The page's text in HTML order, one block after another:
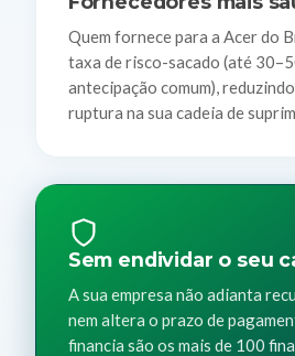
Quem fornece para a Acer do
taxa de risco-sacado (até
antecipação comum),
ruptura na sua cadeia de
Sem endividar o seu
A sua empresa não adianta
nem altera o prazo de
financia são os mais de 100